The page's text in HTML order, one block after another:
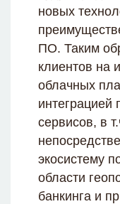
новых
ПО. Таким
клиентов на
облачных
сервисов, в
экосистему
области
банкинга и